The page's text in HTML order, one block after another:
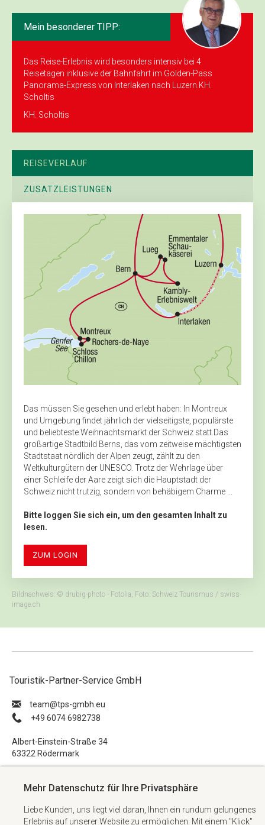
Mein besonderer TIPP:
Das Reise-Erlebnis wird besonders intensiv bei 4
Reisetagen inklusive der Bahnfahrt im Golden-Pass
Panorama-Express von Interlaken nach Luzern.KH.
Scholtis
KH. Scholtis
REISEVERLAUF
ZUSATZLEISTUNGEN
Das müssen Sie gesehen und erlebt haben: In Montreux
und Umgebung findet jährlich der vielseitigste, populärste
und beliebteste Weihnachtsmarkt der Schweiz statt.Das
großartige Stadtbild Berns, das vom zeitweise mächtigsten
Stadtstaat nördlich der Alpen zeugt, zählt zu den
Weltkulturgütern der UNESCO. Trotz der Wehrlage über
einer Schleife der Aare zeigt sich die Hauptstadt der
Schweiz nicht trutzig, sondern von behäbigem Charme ...
Bitte loggen Sie sich ein, um den gesamten Inhalt zu
lesen.
ZUM LOGIN
Bildnachweis: © drubig-photo - Fotolia, Foto: Schweiz Tourismus / swiss-
image.ch
Touristik-Partner-Service GmbH
ue.hbmg-spt@maet
+49 6074 6982738
Albert-Einstein-Straße 34
63322 Rödermark
Impressum
AGB
Mehr Datenschutz für Ihre Privatsphäre
Liebe Kunden, uns liegt viel daran, Ihnen ein rundum gelungenes
Erlebnis auf unserer Website zu ermöglichen. Mit einem "Klick"